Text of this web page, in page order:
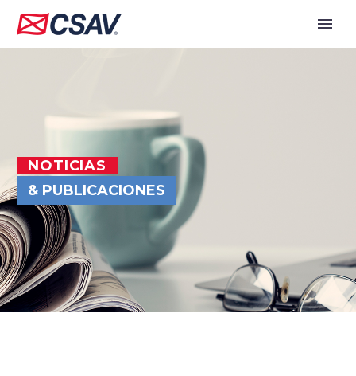
NOTICIAS
& PUBLICACIONES